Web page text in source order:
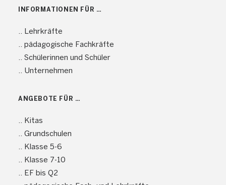
INFORMATIONEN FÜR …
.. Lehrkräfte
.. pädagogische Fachkräfte
.. Schülerinnen und Schüler
.. Unternehmen
ANGEBOTE FÜR …
.. Kitas
.. Grundschulen
.. Klasse 5-6
.. Klasse 7-10
.. EF bis Q2